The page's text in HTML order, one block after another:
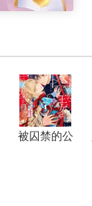
被囚禁的公